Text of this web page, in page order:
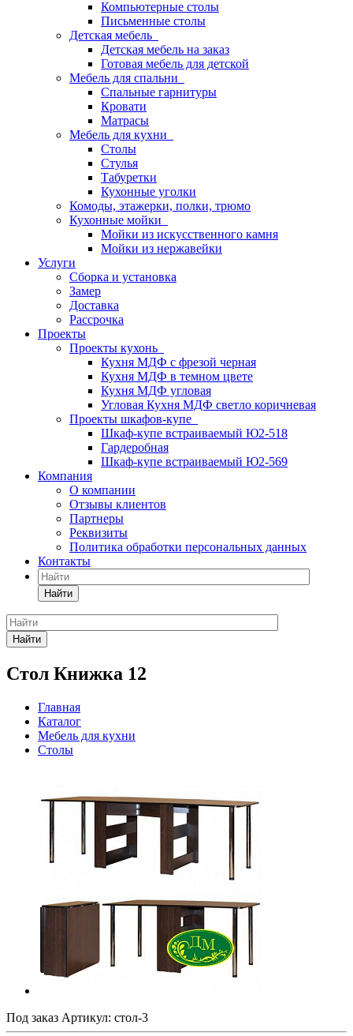
Компьютерные столы
Письменные столы
Детская мебель
Детская мебель на заказ
Готовая мебель для детской
Мебель для спальни
Спальные гарнитуры
Кровати
Матрасы
Мебель для кухни
Столы
Стулья
Табуретки
Кухонные уголки
Комоды, этажерки, полки, трюмо
Кухонные мойки
Мойки из искусственного камня
Мойки из нержавейки
Услуги
Сборка и установка
Замер
Доставка
Рассрочка
Проекты
Проекты кухонь
Кухня МДФ с фрезой черная
Кухня МДФ в темном цвете
Кухня МДФ угловая
Угловая Кухня МДФ светло коричневая
Проекты шкафов-купе
Шкаф-купе встраиваемый Ю2-518
Гардеробная
Шкаф-купе встраиваемый Ю2-569
Компания
О компании
Отзывы клиентов
Партнеры
Реквизиты
Политика обработки персональных данных
Контакты
Найти
Найти
Стол Книжка 12
Главная
Каталог
Мебель для кухни
Столы
Под заказ Артикул: стол-3